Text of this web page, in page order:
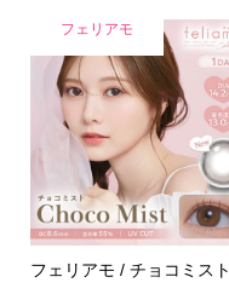
フェリアモ
フェリアモ / チョコミスト